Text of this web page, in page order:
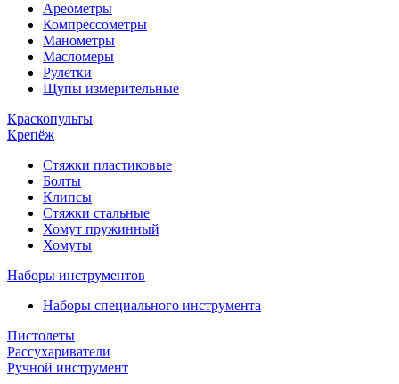
Ареометры
Компрессометры
Манометры
Масломеры
Рулетки
Щупы измерительные
Краскопульты
Крепёж
Стяжки пластиковые
Болты
Клипсы
Стяжки стальные
Хомут пружинный
Хомуты
Наборы инструментов
Наборы специального инструмента
Пистолеты
Рассухариватели
Ручной инструмент